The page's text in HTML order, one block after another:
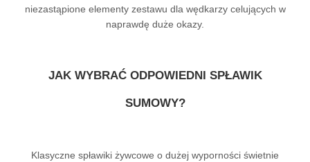
niezastąpione elementy zestawu dla wędkarzy celujących w
naprawdę duże okazy.
JAK WYBRAĆ ODPOWIEDNI SPŁAWIK
SUMOWY?
Klasyczne spławiki żywcowe o dużej wyporności świetnie